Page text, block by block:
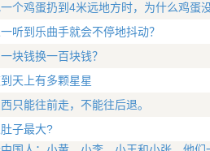
个鸡蛋扔到4米远地方时，为什么鸡蛋
听到乐曲手就会不停地抖动？
块钱换一百块钱？
天上有多颗星星
只能往前走，不能往后退。
子最大?